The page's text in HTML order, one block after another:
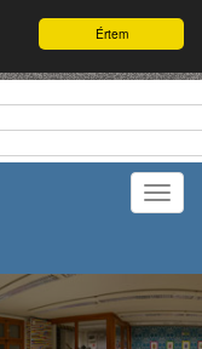
Értem